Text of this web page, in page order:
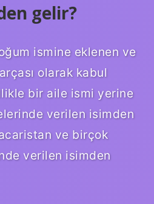
gelir?
ismine eklenen ve
olarak kabul
bir aile ismi yerine
verilen isimden
ve birçok
verilen isimden